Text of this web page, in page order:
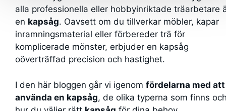
alla professionella eller hobbyinriktade träarbetare
en kapsåg. Oavsett om du tillverkar möbler, kapar
inramningsmaterial eller förbereder trä för
komplicerade mönster, erbjuder en kapsåg
oöverträffad precision och hastighet.
I den här bloggen går vi igenom fördelarna med att
använda en kapsåg, de olika typerna som finns